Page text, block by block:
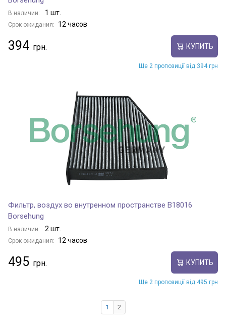
В наличии: 1 шт.
Срок ожидания: 12 часов
394 КУПИТЬ
Ще 2 пропозиції від 394 грн
Фильтр, воздух во внутренном пространстве B18016
Borsehung
В наличии: 2 шт.
Срок ожидания: 12 часов
495 КУПИТЬ
Ще 2 пропозиції від 495 грн
1 2